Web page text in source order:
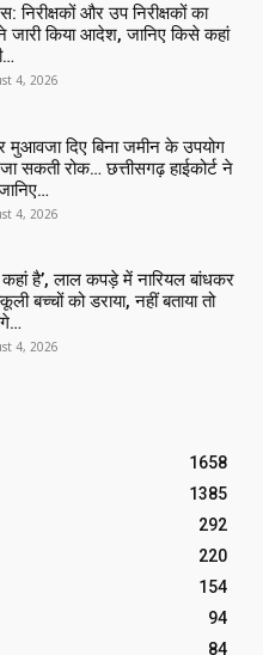
निरीक्षकों और उप निरीक्षकों का
जारी किया आदेश, जानिए किसे कहां
4, 2026
दिए बिना जमीन के उपयोग
सकती रोक… छत्तीसगढ़ हाईकोर्ट ने
4, 2026
कहां है’, लाल कपड़े में नारियल बांधकर
बच्चों को डराया, नहीं बताया तो
4, 2026
1658
1385
292
220
154
94
84